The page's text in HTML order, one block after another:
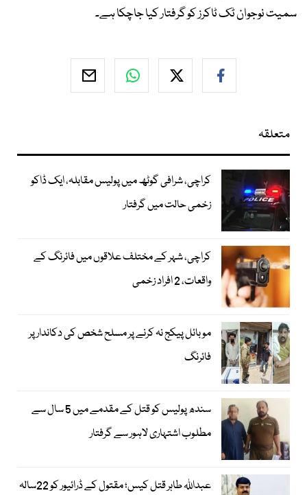
سمیت نوجوان ٹک ٹاکرز کو گرفتار کیا جاچکا ہے۔
متعلقہ
کراچی، شرافی گوٹھ میں پولیس مقابلہ، ایک ڈاکو
زخمی حالت میں گرفتار
کراچی، شہر کے مختلف علاقوں میں فائرنگ کے
واقعات، 2 افراد زخمی
موبائل پیکج نہ کرنے پر مسلح شخص کی دکاندار پر
فائرنگ
سندھ پولیس کو قتل کے مقدمے میں 5 سال سے
مطلوب اشتہاری لاہور سے گرفتار
عبداللہ طاہر قتل کیس؛ مقتول کے ڈرائیور کو 22سالہ